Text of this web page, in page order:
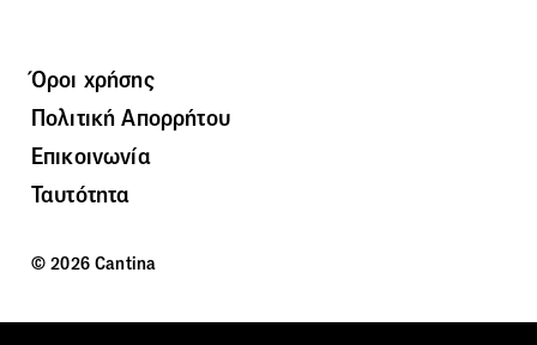
Όροι χρήσης
Πολιτική Απορρήτου
Επικοινωνία
Ταυτότητα
© 2026 Cantina